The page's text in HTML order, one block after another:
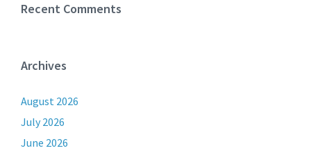
Recent Comments
Archives
August 2026
July 2026
June 2026